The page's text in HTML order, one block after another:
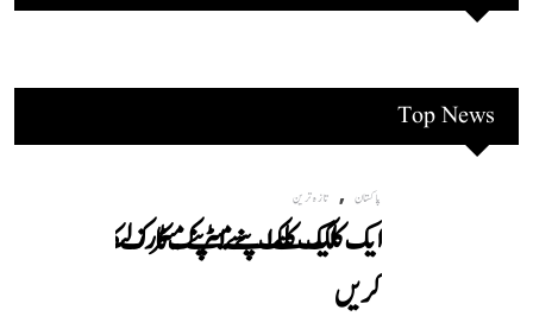
Top News
پاکستان , تازہ ترین
ایک کلک سے اپنے میٹرک کا رزلٹ معلوم
کریں